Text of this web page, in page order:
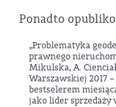
Ponadto
„Problematyka
prawnego
Mikulska, A.
Warszawskiej 2017
bestselerem
jako lider sprzedaży